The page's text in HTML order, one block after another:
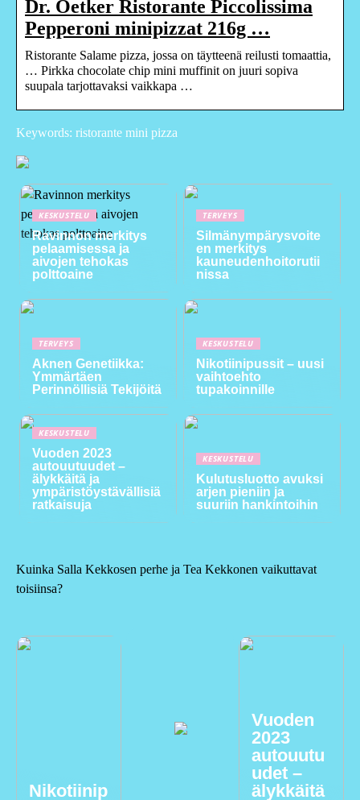
Dr. Oetker Ristorante Piccolissima
Pepperoni minipizzat 216g …
Ristorante Salame pizza, jossa on täytteenä reilusti tomaattia,
… Pirkka chocolate chip mini muffinit on juuri sopiva
suupala tarjottavaksi vaikkapa …
Keywords: ristorante mini pizza
KESKUSTELU
Ravinnon merkitys
pelaamisessa ja
aivojen tehokas
polttoaine
TERVEYS
Silmänympärysvoite
en merkitys
kauneudenhoitorutii
nissa
TERVEYS
Aknen Genetiikka:
Ymmärtäen
Perinnöllisiä Tekijöitä
KESKUSTELU
Nikotiinipussit – uusi
vaihtoehto
tupakoinnille
KESKUSTELU
Vuoden 2023
autouutuudet –
älykkäitä ja
ympäristöystävällisiä
ratkaisuja
KESKUSTELU
Kulutusluotto avuksi
arjen pieniin ja
suuriin hankintoihin
Kuinka Salla Kekkosen perhe ja Tea Kekkonen vaikuttavat
toisiinsa?
Nikotiinip
Vuoden
2023
autouutu
udet –
älykkäitä